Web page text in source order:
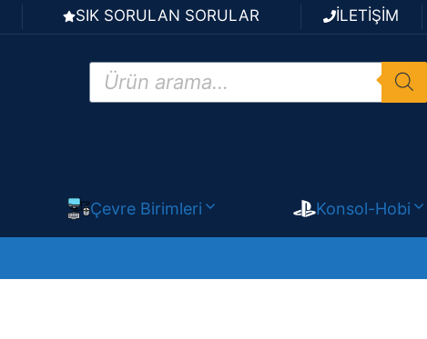
SIK SORULAN SORULAR İLETİŞİM
Products
search
Çevre Birimleri Konsol-Hobi